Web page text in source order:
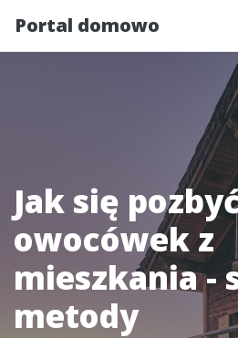
Portal domowo
Jak się
owocówek z
mieszkania -
metody